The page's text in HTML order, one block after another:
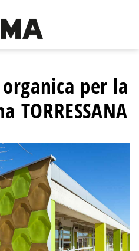
per la
TORRESSANA